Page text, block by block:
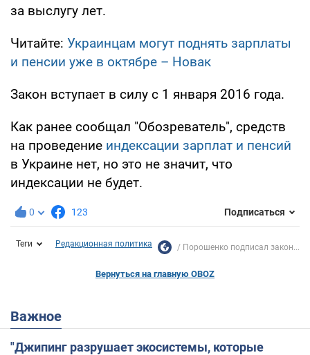
за выслугу лет.
Читайте: Украинцам могут поднять зарплаты
и пенсии уже в октябре – Новак
Закон вступает в силу с 1 января 2016 года.
Как ранее сообщал "Обозреватель", средств
на проведение индексации зарплат и пенсий
в Украине нет, но это не значит, что
индексации не будет.
0 123 Подписаться
Теги Редакционная политика Порошенко подписал закон...
Вернуться на главную OBOZ
Важное
"Джипинг разрушает экосистемы, которые